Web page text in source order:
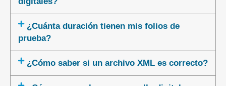
¿Cuánta duración tienen mis folios de
prueba?
¿Cómo saber si un archivo XML es correcto?